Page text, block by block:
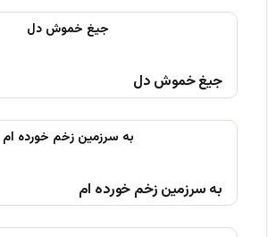
جیغ خموش دل
به سرزمین زخم خورده ام